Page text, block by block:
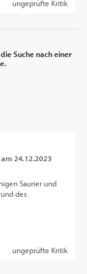
ungeprüfte Kritik
Suche nach einer
24.12.2023
Saurier und
des
ungeprüfte Kritik